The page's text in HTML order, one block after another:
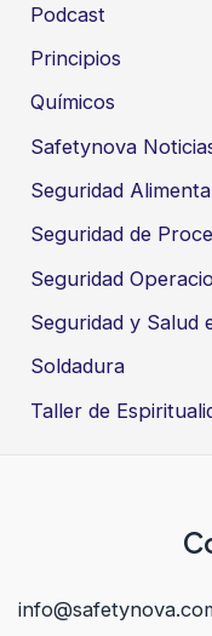
Podcast
Principios
Químicos
Safetynova
Seguridad
Seguridad de
Seguridad
Seguridad y Salud
Soldadura
Taller de